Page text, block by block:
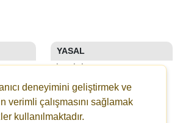
YASAL
İLETIŞIM
KÜNYE
YAYIN İLKELERI
KURALLAR
deneyimini geliştirmek ve
verimli çalışmasını sağlamak
kullanılmaktadır.